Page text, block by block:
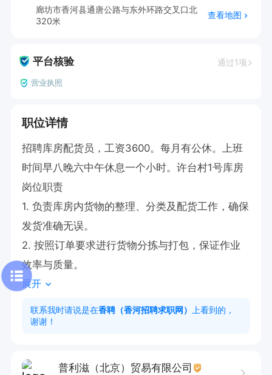
廊坊市香河县通唐公路与东外环路交叉口北
320米
查看地图
平台核验 通过1项
营业执照
职位详情
招聘库房配货员，工资3600。每月有公休。上班
时间早八晚六中午休息一个小时。许台村1号库房
岗位职责
1. 负责库房内货物的整理、分类及配货工作，确保
发货准确无误。
2. 按照订单要求进行货物分拣与打包，保证作业
效率与质量。
展开
联系我时请说是在香聘（香河招聘求职网）
上看到的，
谢谢！
普利滋（北京）贸易有限公司